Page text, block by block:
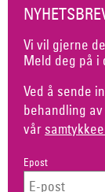
Vi vil gjerne
Meld deg på i
Ved å sende
behandling
vår
Epost